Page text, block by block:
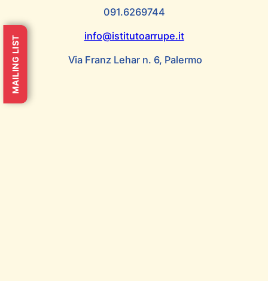
091.6269744
info@istitutoarrupe.it
Via Franz Lehar n. 6, Palermo
MAILING LIST